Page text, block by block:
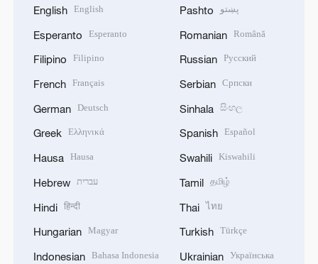
English English
Esperanto Esperanto
Filipino Filipino
French Français
German Deutsch
Greek Ελληνικά
Hausa Hausa
Hebrew עברית
Hindi हिन्दी
Hungarian Magyar
Indonesian Bahasa Indonesia
Pashto پښتو
Romanian Română
Russian Русский
Serbian Српски
Sinhala සිංහල
Spanish Español
Swahili Kiswahili
Tamil தமிழ்
Thai ไทย
Turkish Türkçe
Ukrainian Українська